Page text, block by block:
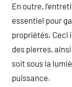
En outre,
essentiel pour
propriétés. Ceci
des pierres,
soit sous la
puissance.